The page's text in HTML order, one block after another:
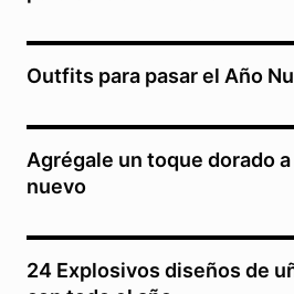
Outfits para pasar el Año
Agrégale un toque dorado
nuevo
24 Explosivos diseños de